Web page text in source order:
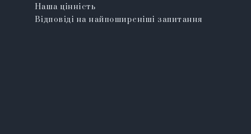
Наша цінність
Відповіді на найпоширеніші запитання